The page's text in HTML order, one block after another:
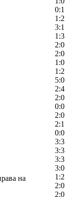
0:1
1:2
3:1
1:3
2:0
2:0
1:0
1:2
5:0
2:4
2:0
0:0
2:0
2:1
0:0
3:3
3:3
3:3
3:0
1:2
2:0
2:0
на